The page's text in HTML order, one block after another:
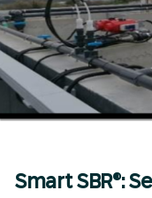
Smart SBR®: